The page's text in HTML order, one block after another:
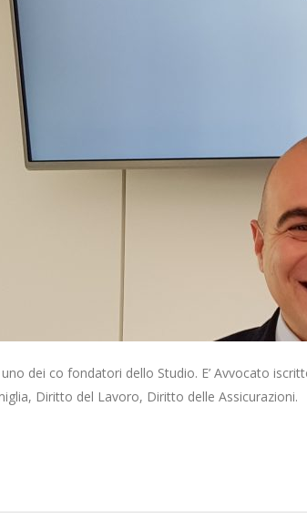
uno dei co fondatori dello Studio. E’ Avvocato
Diritto del Lavoro, Diritto delle Assicurazioni.